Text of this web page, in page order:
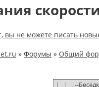
» Форумы » Общий